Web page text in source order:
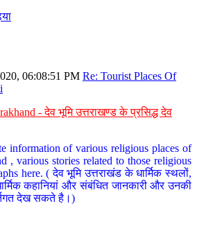
06:08:51 PM Re: Tourist Places Of
- देव भूमि उत्तराखण्ड के प्रसिद्ध देव
information of various religious places of
, various stories related to those religious
here. ( देव भूमि उत्तराखंड के धार्मिक स्थलों,
कहानियां और संबंधित जानकारी और उनकी
देख सकते है।)